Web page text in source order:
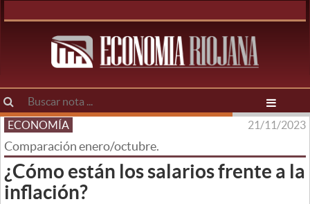
ECONOMÍA 21/11/2023
Comparación enero/octubre.
¿Cómo están los salarios frente a la
inflación?